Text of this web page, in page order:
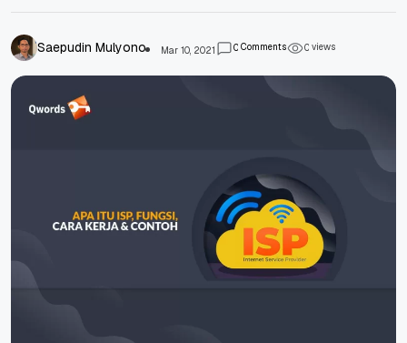
Saepudin Mulyono Mar 10, 2021 0Comments 0views